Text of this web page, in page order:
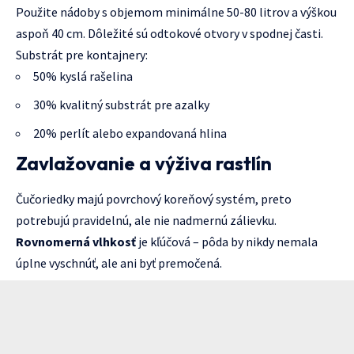
Použite nádoby s objemom minimálne 50-80 litrov a výškou
aspoň 40 cm. Dôležité sú odtokové otvory v spodnej časti.
Substrát pre kontajnery:
50% kyslá rašelina
30% kvalitný substrát pre azalky
20% perlít alebo expandovaná hlina
Zavlažovanie a výživa rastlín
Čučoriedky majú povrchový koreňový systém, preto
potrebujú pravidelnú, ale nie nadmernú zálievku.
Rovnomerná vlhkosť je kľúčová – pôda by nikdy nemala
úplne vyschnúť, ale ani byť premočená.